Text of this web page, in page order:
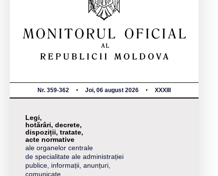
Nr. 359-362 Joi, 06 august 2026 XXXIII
Legi,
hotărâri, decrete,
dispoziții, tratate,
acte normative
ale organelor centrale
de specialitate ale administrației
publice, informații, anunțuri,
comunicate